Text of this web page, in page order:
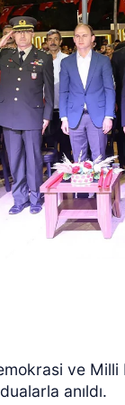
ve
anıldı.